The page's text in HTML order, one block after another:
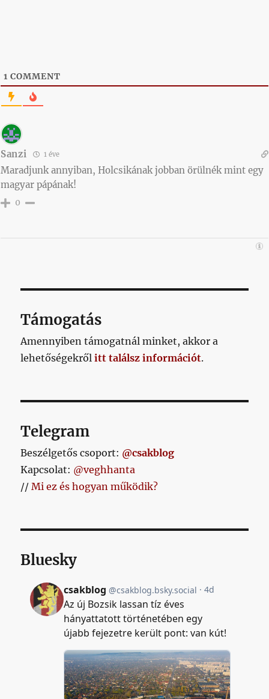
1 COMMENT
Sanzi 1 éve
Maradjunk annyiban, Holcsikának jobban örülnék mint egy
magyar pápának!
0
Támogatás
Amennyiben támogatnál minket, akkor a
lehetőségekrőlitt találsz információt.
Telegram
Beszélgetős csoport: @csakblog
Kapcsolat: @veghhanta
//Mi ez és hogyan működik?
Bluesky